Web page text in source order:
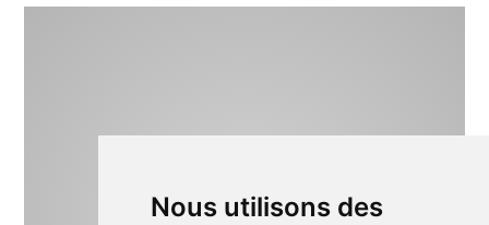
Nous utilisons des